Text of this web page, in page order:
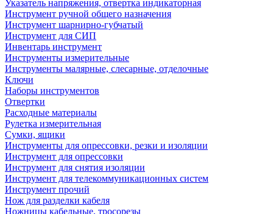
Указатель напряжения, отвертка индикаторная
Инструмент ручной общего назначения
Инструмент шарнирно-губчатый
Инструмент для СИП
Инвентарь инструмент
Инструменты измерительные
Инструменты малярные, слесарные, отделочные
Ключи
Наборы инструментов
Отвертки
Расходные материалы
Рулетка измерительная
Сумки, ящики
Инструменты для опрессовки, резки и изоляции
Инструмент для опрессовки
Инструмент для снятия изоляции
Инструмент для телекоммуникационных систем
Инструмент прочий
Нож для разделки кабеля
Ножницы кабельные, тросорезы